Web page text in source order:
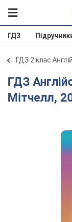
ГДЗ
ГДЗ 2 клас
ГДЗ
Мітчелл,